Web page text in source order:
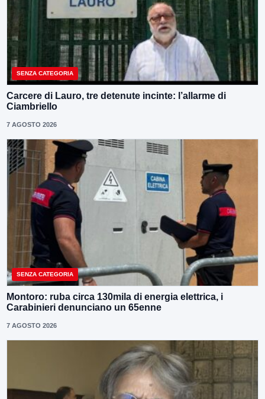
SENZA CATEGORIA
Carcere di Lauro, tre detenute incinte: l’allarme di
Ciambriello
7 AGOSTO 2026
SENZA CATEGORIA
Montoro: ruba circa 130mila di energia elettrica, i
Carabinieri denunciano un 65enne
7 AGOSTO 2026